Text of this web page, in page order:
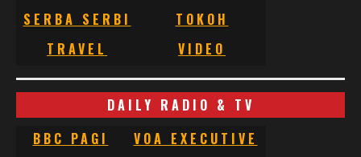
SERBA SERBI
TOKOH
TRAVEL
VIDEO
DAILY RADIO & TV
BBC PAGI
VOA EXECUTIVE